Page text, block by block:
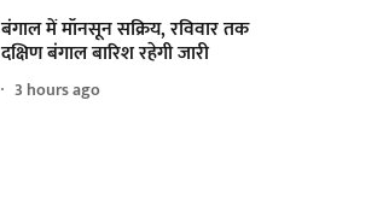
बंगाल में मॉनसून सक्रिय, रविवार तक
दक्षिण बंगाल बारिश रहेगी जारी
3 hours ago